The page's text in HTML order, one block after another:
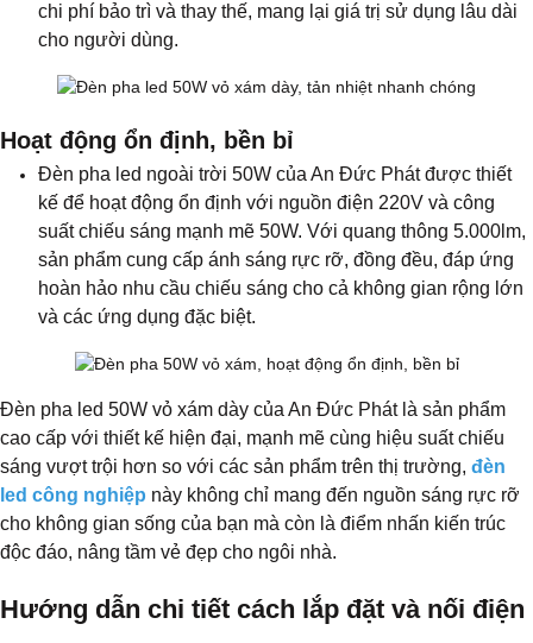
chi phí bảo trì và thay thế, mang lại giá trị sử dụng lâu dài
cho người dùng.
Hoạt động ổn định, bền bỉ
Đèn pha led ngoài trời 50W của An Đức Phát được thiết
kế để hoạt động ổn định với nguồn điện 220V và công
suất chiếu sáng mạnh mẽ 50W. Với quang thông 5.000lm,
sản phẩm cung cấp ánh sáng rực rỡ, đồng đều, đáp ứng
hoàn hảo nhu cầu chiếu sáng cho cả không gian rộng lớn
và các ứng dụng đặc biệt.
Đèn pha led 50W vỏ xám dày của An Đức Phát là sản phẩm
cao cấp với thiết kế hiện đại, mạnh mẽ cùng hiệu suất chiếu
sáng vượt trội hơn so với các sản phẩm trên thị trường, đèn
led công nghiệp này không chỉ mang đến nguồn sáng rực rỡ
cho không gian sống của bạn mà còn là điểm nhấn kiến trúc
độc đáo, nâng tầm vẻ đẹp cho ngôi nhà.
Hướng dẫn chi tiết cách lắp đặt và nối điện